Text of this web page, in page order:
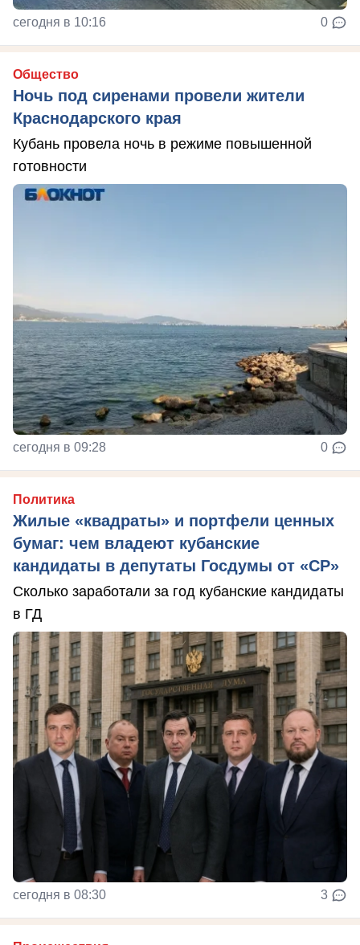
сегодня в 10:16 0
Общество
Ночь под сиренами провели жители
Краснодарского края
Кубань провела ночь в режиме повышенной
готовности
сегодня в 09:28 0
Политика
Жилые «квадраты» и портфели ценных
бумаг: чем владеют кубанские
кандидаты в депутаты Госдумы от «СР»
Сколько заработали за год кубанские кандидаты
в ГД
сегодня в 08:30 3